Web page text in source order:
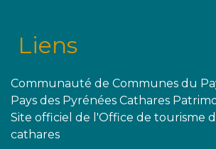
Liens
Communauté de Communes du
Pays des Pyrénées Cathares
Site officiel de l'Office de tourisme
cathares